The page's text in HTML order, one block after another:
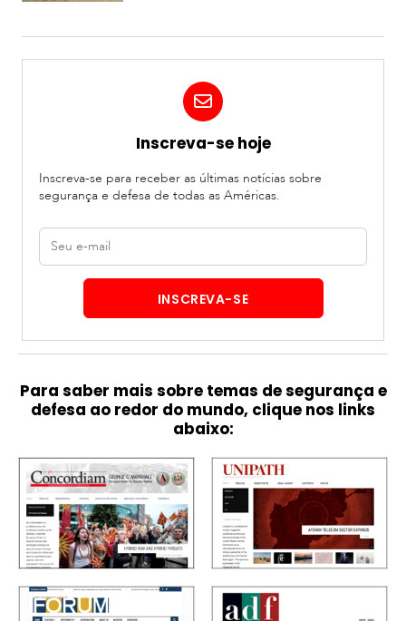
Inscreva-se hoje
Inscreva-se para receber as últimas notícias sobre
segurança e defesa de todas as Américas.
E-
mail
INSCREVA-SE
Para saber mais sobre temas de segurança e
defesa ao redor do mundo, clique nos links
abaixo: